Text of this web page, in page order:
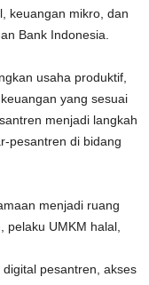
keuangan mikro, dan
Bank Indonesia.
usaha produktif,
yang sesuai
menjadi langkah
pesantren di bidang
menjadi ruang
UMKM halal,
pesantren, akses